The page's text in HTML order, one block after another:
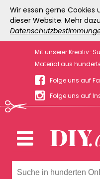
Wir essen gerne
dieser Website. Mehr
Mit unserer Kreativ-
Material aus
Folge uns auf
Folge uns auf